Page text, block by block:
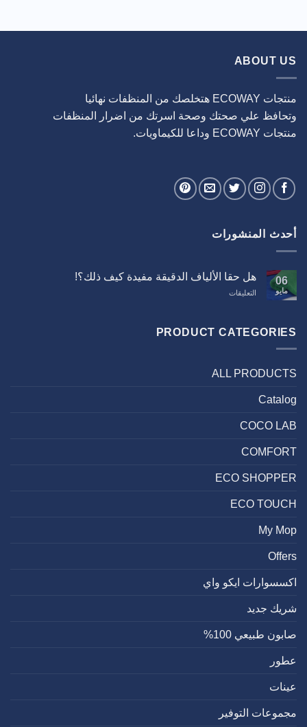
ABOUT US
منتجات ECOWAY هتخلصك من المنظفات نهائيا
وتحافظ علي صحتك وصحة اسرتك من اضرار المنظفات
منتجات ECOWAY وداعا للكيماويات.
أحدث المنشورات
06
مايو
هل حقا الألياف الدقيقة مفيدة كيف ذلك؟!
التعليقاتعلى
الألياف
الدقيقة
ذلك؟!
PRODUCT CATEGORIES
ALL PRODUCTS
Catalog
COCO LAB
COMFORT
ECO SHOPPER
ECO TOUCH
My Mop
Offers
اكسسوارات ايكو واي
شريك جديد
صابون طبيعي 100%
عطور
عينات
مجموعات التوفير